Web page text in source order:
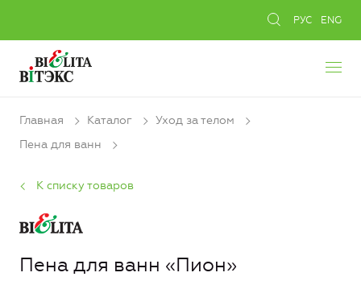
РУС ENG
Главная Каталог
Уход за телом
Пена для ванн
К списку товаров
Пена для ванн «Пион»